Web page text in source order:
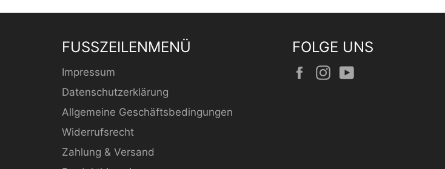
FUSSZEILENMENÜ
Impressum
Datenschutzerklärung
Allgemeine Geschäftsbedingungen
Widerrufsrecht
Zahlung & Versand
FOLGE UNS
FacebookInstagram